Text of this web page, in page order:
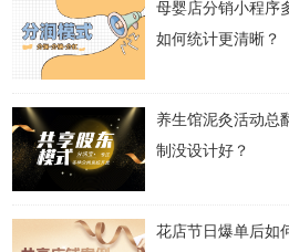
母婴店分销小程序
如何统计更清晰？
养生馆泥灸活动总
制没设计好？
花店节日爆单后如